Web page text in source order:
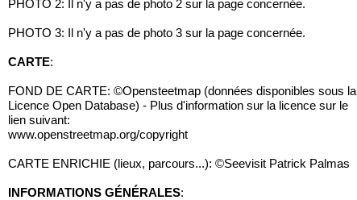
PHOTO 2: Il n'y a pas de photo 2 sur la page concernée.
PHOTO 3: Il n'y a pas de photo 3 sur la page concernée.
CARTE:
FOND DE CARTE: ©Opensteetmap (données disponibles sous la
Licence Open Database) - Plus d'information sur la licence sur le
lien suivant:
www.openstreetmap.org/copyright
CARTE ENRICHIE (lieux, parcours...): ©Seevisit Patrick Palmas
INFORMATIONS GÉNÉRALES: